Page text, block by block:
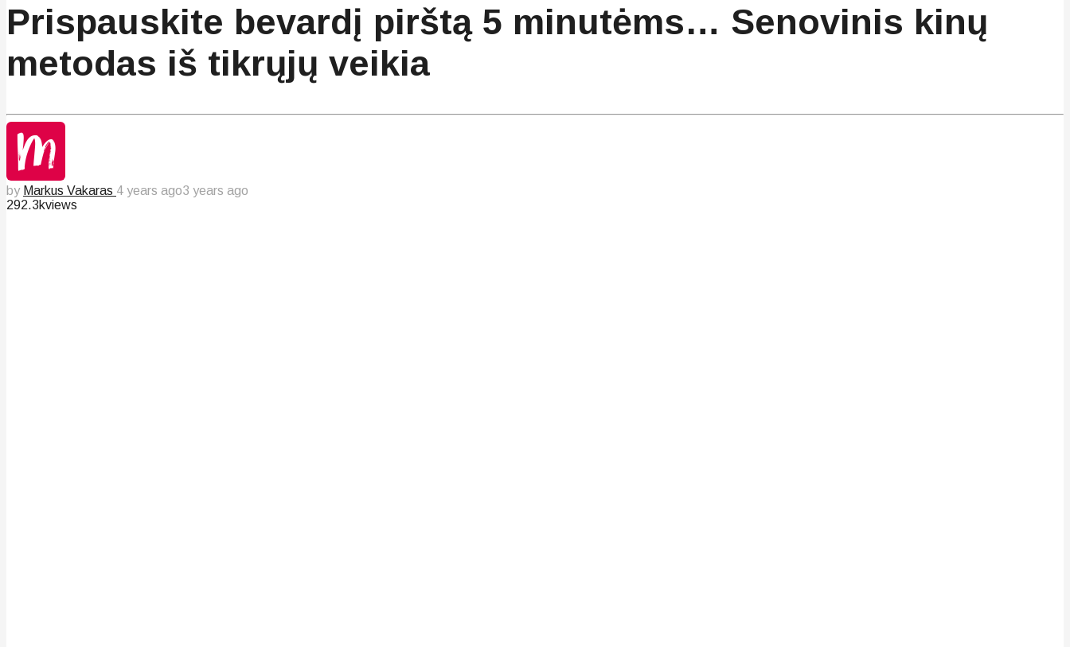
Prispauskite bevardį pirštą 5 minutėms… Senovinis kinų
metodas iš tikrųjų veikia
by Markus Vakaras 4 years ago3 years ago
292.3kviews